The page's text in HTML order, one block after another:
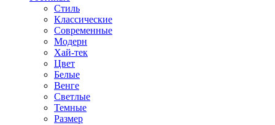
Стиль
Классические
Современные
Модерн
Хай-тек
Цвет
Белые
Венге
Светлые
Темные
Размер